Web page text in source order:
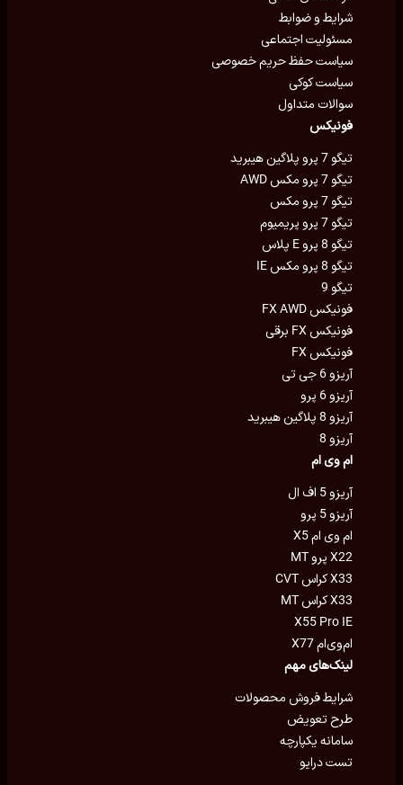
شرایط و ضوابط
مسئولیت اجتماعی
سیاست حفظ حریم خصوصی
سیاست کوکی
سوالات متداول
فونیکس
تیگو 7 پرو پلاگین هیبرید
تیگو 7 پرو مکس AWD
تیگو 7 پرو مکس
تیگو 7 پرو پریمیوم
تیگو 8 پرو E پلاس
تیگو 8 پرو مکس IE
تیگو 9
فونیکس FX AWD
فونیکس FX برقی
فونیکس FX
آریزو 6 جی تی
آریزو 6 پرو
آریزو 8 پلاگین هیبرید
آریزو 8
ام وی ام
آریزو 5 اف ال
آریزو 5 پرو
ام وی ام X5
X22 پرو MT
X33 کراس CVT
X33 کراس MT
X55 Pro IE
ام‌وی‌ام X77
لینک‌های مهم
شرایط فروش محصولات
طرح تعویض
سامانه یکپارچه
تست درایو